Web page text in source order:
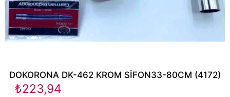
DOKORONA DK-462 KROM SİFON33-80CM (4172)
₺223,94